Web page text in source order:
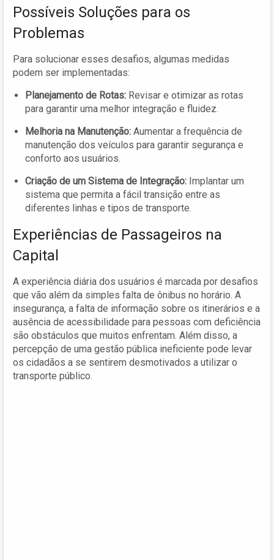
Possíveis Soluções para os
Problemas
Para solucionar esses desafios, algumas medidas
podem ser implementadas:
Planejamento de Rotas: Revisar e otimizar as rotas
para garantir uma melhor integração e fluidez.
Melhoria na Manutenção: Aumentar a frequência de
manutenção dos veículos para garantir segurança e
conforto aos usuários.
Criação de um Sistema de Integração: Implantar um
sistema que permita a fácil transição entre as
diferentes linhas e tipos de transporte.
Experiências de Passageiros na
Capital
A experiência diária dos usuários é marcada por desafios
que vão além da simples falta de ônibus no horário. A
insegurança, a falta de informação sobre os itinerários e a
ausência de acessibilidade para pessoas com deficiência
são obstáculos que muitos enfrentam. Além disso, a
percepção de uma gestão pública ineficiente pode levar
os cidadãos a se sentirem desmotivados a utilizar o
transporte público.